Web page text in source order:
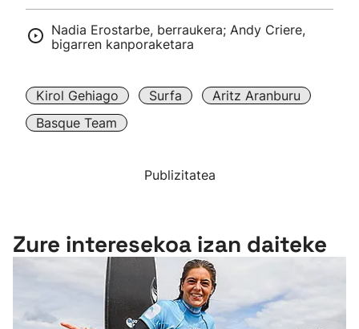
Nadia Erostarbe, berraukera; Andy Criere,
bigarren kanporaketara
Kirol Gehiago Surfa
Aritz Aranburu
Basque Team
Publizitatea
Zure interesekoa izan daiteke